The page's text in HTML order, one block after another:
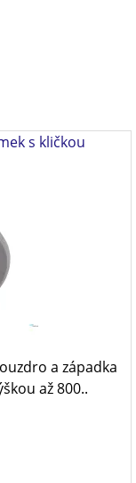
s kličkou
a západka
až 800..